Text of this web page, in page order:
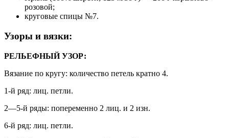
розовой;
круговые спицы №7.
Узоры и вязки:
РЕЛЬЕФНЫЙ УЗОР:
Вязание по кругу: количество петель кратно 4.
1-й ряд: лиц. петли.
2—5-й ряды: попеременно 2 лиц. и 2 изн.
6-й ряд: лиц. петли.